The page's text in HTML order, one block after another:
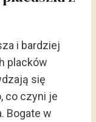
i bardziej
placków
się
co czyni je
Bogate w